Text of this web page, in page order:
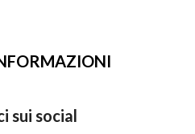
sui social